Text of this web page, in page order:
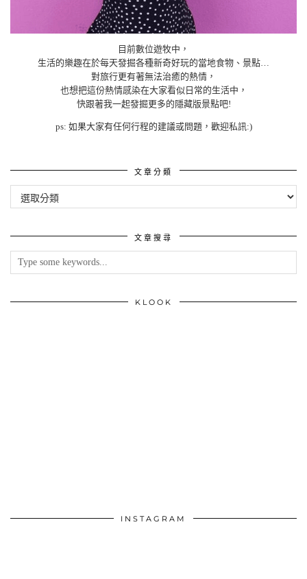
目前數位遊牧中，
生活的樂趣在於每天發掘各種新奇好玩的當地食物、景點…
對旅行更有著無法治癒的熱情，
也想把這份熱情感染在大家看似日常的生活中，
快跟著我一起發掘更多的隱藏版景點吧!
ps: 如果大家有任何行程的建議或問題，歡迎私訊:)
文章分類
文章搜尋
KLOOK
INSTAGRAM